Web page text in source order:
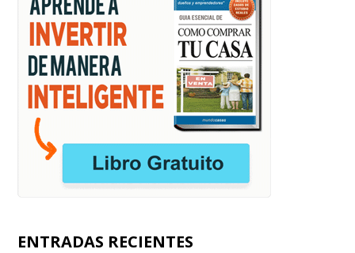
ENTRADAS RECIENTES